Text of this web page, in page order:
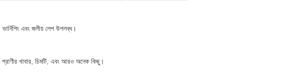
ভার্নিশিং এবং জলীয় লেপ উপলব্ধ।
খাবার, চিমটি, এবং আরও অনেক কিছু।